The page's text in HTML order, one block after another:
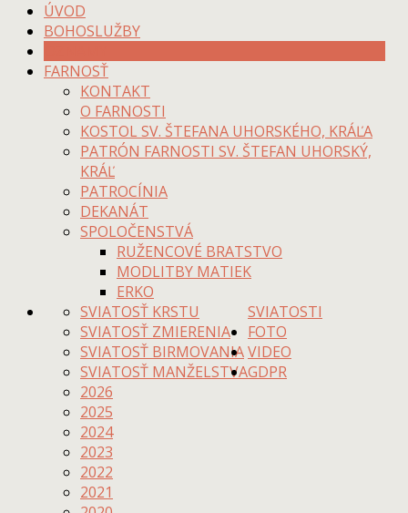
ÚVOD
BOHOSLUŽBY
FARNOSŤ
KONTAKT
O FARNOSTI
KOSTOL SV. ŠTEFANA UHORSKÉHO, KRÁĽA
PATRÓN FARNOSTI SV. ŠTEFAN UHORSKÝ,
KRÁĽ
PATROCÍNIA
DEKANÁT
SPOLOČENSTVÁ
RUŽENCOVÉ BRATSTVO
MODLITBY MATIEK
ERKO
SVIATOSTI
SVIATOSŤ KRSTU
SVIATOSŤ ZMIERENIA
SVIATOSŤ BIRMOVANIA
SVIATOSŤ MANŽELSTVA
FOTO
2026
2025
2024
2023
2022
2021
VIDEO
GDPR